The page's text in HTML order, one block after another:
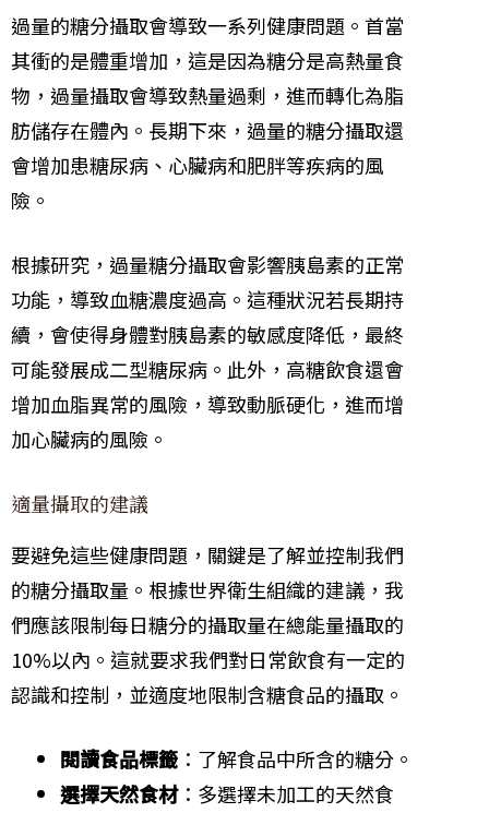
過量的糖分攝取會導致一系列健康問題。首當
其衝的是體重增加，這是因為糖分是高熱量食
物，過量攝取會導致熱量過剩，進而轉化為脂
肪儲存在體內。長期下來，過量的糖分攝取還
會增加患糖尿病、心臟病和肥胖等疾病的風
險。
根據研究，過量糖分攝取會影響胰島素的正常
功能，導致血糖濃度過高。這種狀況若長期持
續，會使得身體對胰島素的敏感度降低，最終
可能發展成二型糖尿病。此外，高糖飲食還會
增加血脂異常的風險，導致動脈硬化，進而增
加心臟病的風險。
適量攝取的建議
要避免這些健康問題，關鍵是了解並控制我們
的糖分攝取量。根據世界衛生組織的建議，我
們應該限制每日糖分的攝取量在總能量攝取的
10%以內。這就要求我們對日常飲食有一定的
認識和控制，並適度地限制含糖食品的攝取。
閱讀食品標籤 ：了解食品中所含的糖分。
選擇天然食材：多選擇未加工的天然食